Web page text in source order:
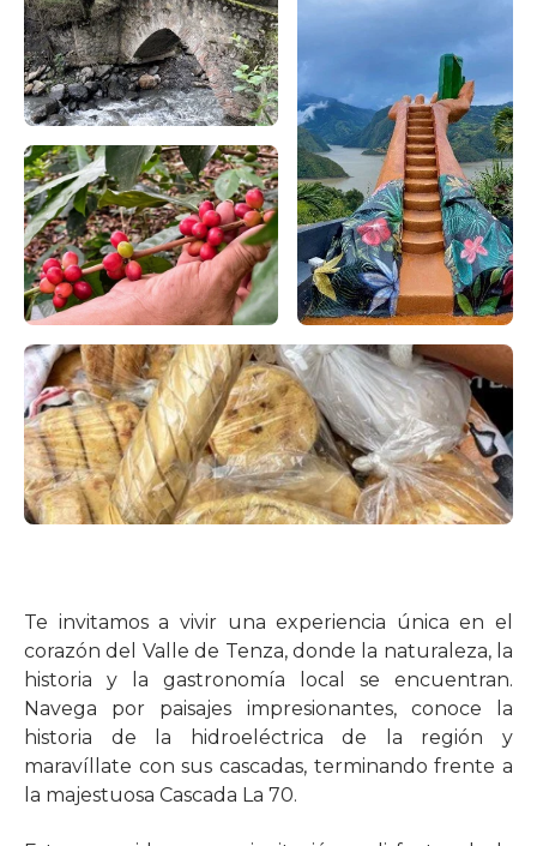
Te invitamos a vivir una experiencia única en el
corazón del Valle de Tenza, donde la naturaleza, la
historia y la gastronomía local se encuentran.
Navega por paisajes impresionantes, conoce la
historia de la hidroeléctrica de la región y
maravíllate con sus cascadas, terminando frente a
la majestuosa Cascada La 70.